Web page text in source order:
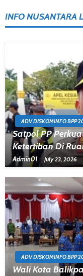
INFO NUSANTARA
ADV DISKOMINFO BPP
Satpol PP
Ketertiban Di
Admin01 July 23, 2026
ADV DISKOMINFO BPP
Wali Kota